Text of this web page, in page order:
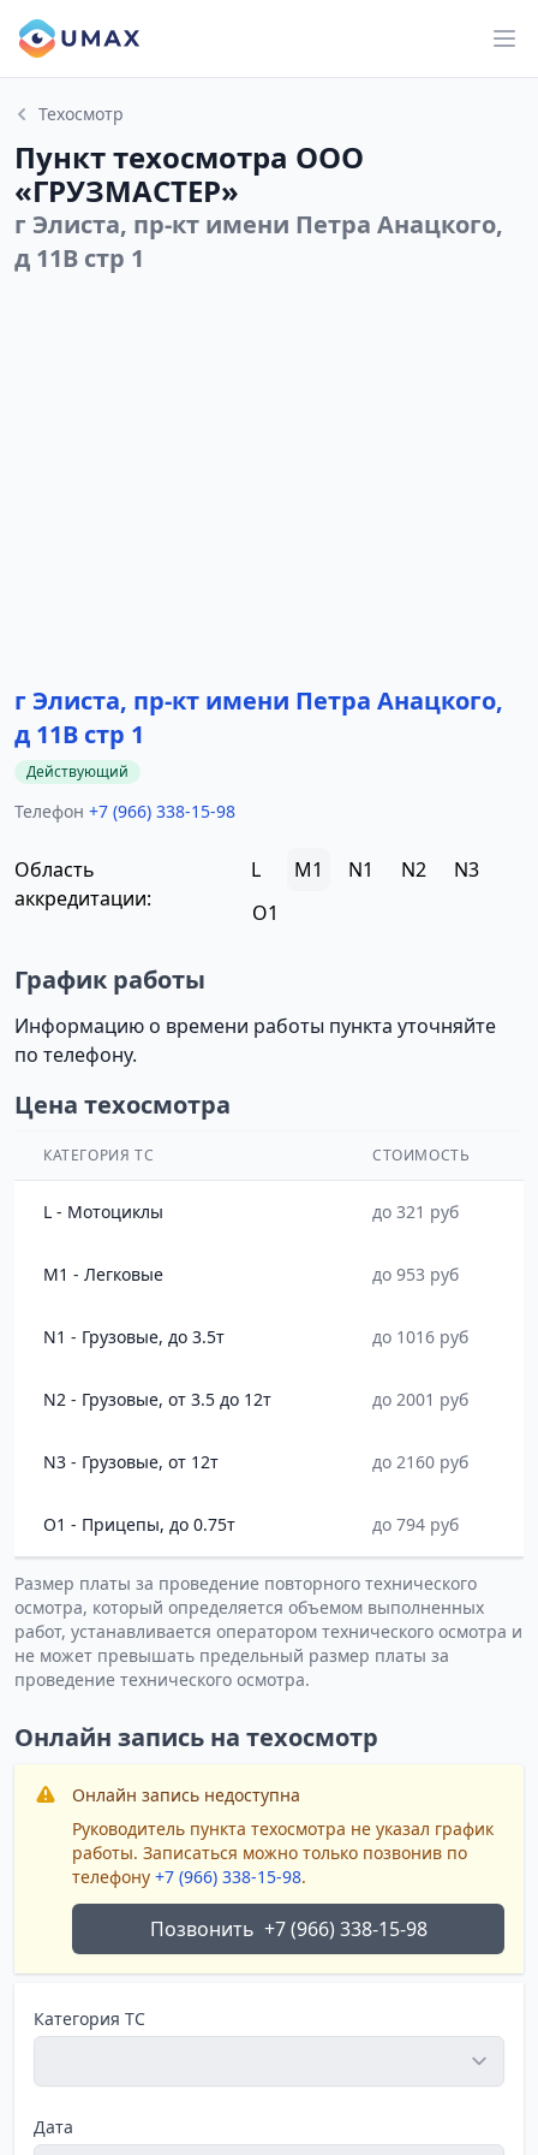
Техосмотр
Пункт техосмотра ООО
«ГРУЗМАСТЕР»
г Элиста, пр-кт имени Петра Анацкого,
д 11В стр 1
г Элиста, пр-кт имени Петра Анацкого,
д 11В стр 1
Действующий
Телефон +7 (966) 338-15-98
Область
аккредитации:
L M1 N1 N2
N3
O1
График работы
Информацию о времени работы пункта уточняйте
по телефону.
Цена техосмотра
КАТЕГОРИЯ ТС СТОИМОСТЬ
L - Мотоциклы до 321 руб
M1 - Легковые до 953 руб
N1 - Грузовые, до 3.5т до 1016 руб
N2 - Грузовые, от 3.5 до 12т до 2001 руб
N3 - Грузовые, от 12т до 2160 руб
O1 - Прицепы, до 0.75т до 794 руб
Размер платы за проведение повторного технического
осмотра, который определяется объемом выполненных
работ, устанавливается оператором технического осмотра и
не может превышать предельный размер платы за
проведение технического осмотра.
Онлайн запись на техосмотр
Онлайн запись недоступна
Руководитель пункта техосмотра не указал график
работы. Записаться можно только позвонив по
телефону +7 (966) 338-15-98.
Позвонить +7 (966) 338-15-98
Категория ТС
Дата